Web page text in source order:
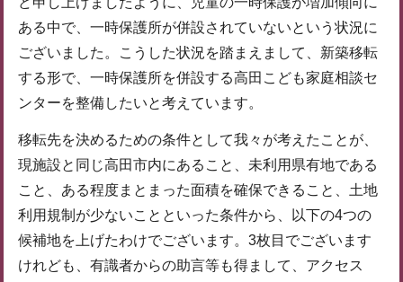
ある中で、一時保護所が併設されていないという状況に
ございました。こうした状況を踏まえまして、新築移転
する形で、一時保護所を併設する高田こども家庭相談セ
ンターを整備したいと考えています。
移転先を決めるための条件として我々が考えたことが、
現施設と同じ高田市内にあること、未利用県有地である
こと、ある程度まとまった面積を確保できること、土地
利用規制が少ないことといった条件から、以下の4つの
候補地を上げたわけでございます。3枚目でございます
けれども、有識者からの助言等も得まして、アクセス